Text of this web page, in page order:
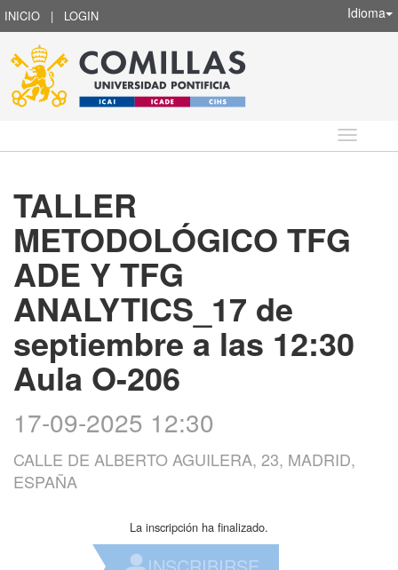
INICIO | LOGIN Idioma
Idioma
TALLER
METODOLÓGICO TFG
ADE Y TFG
ANALYTICS_17 de
septiembre a las 12:30
Aula O-206
17-09-2025 12:30
CALLE DE ALBERTO AGUILERA, 23, MADRID,
ESPAÑA
La inscripción ha finalizado.